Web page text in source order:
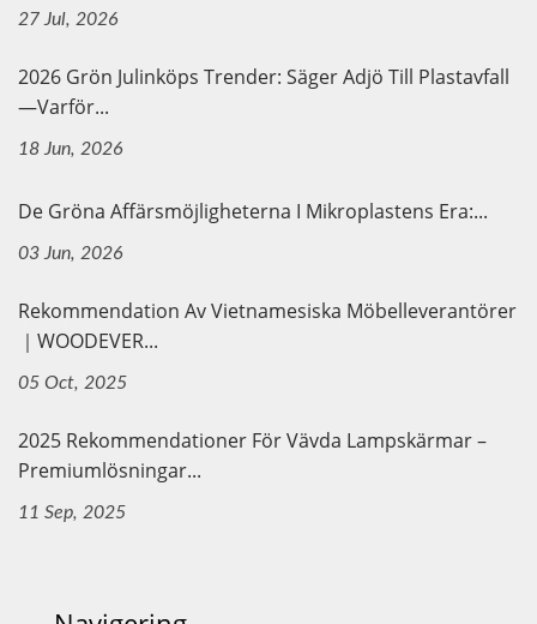
27 Jul, 2026
2026 Grön Julinköps Trender: Säger Adjö Till Plastavfall
—Varför...
18 Jun, 2026
De Gröna Affärsmöjligheterna I Mikroplastens Era:...
03 Jun, 2026
Rekommendation Av Vietnamesiska Möbelleverantörer
｜WOODEVER...
05 Oct, 2025
2025 Rekommendationer För Vävda Lampskärmar –
Premiumlösningar...
11 Sep, 2025